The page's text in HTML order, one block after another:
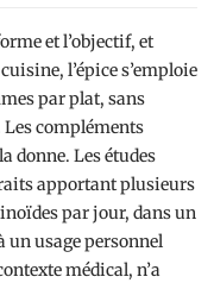
et l’objectif, et
l’épice s’emploie
par plat, sans
compléments
donne. Les études
apportant plusieurs
par jour, dans un
un usage personnel
médical, n’a